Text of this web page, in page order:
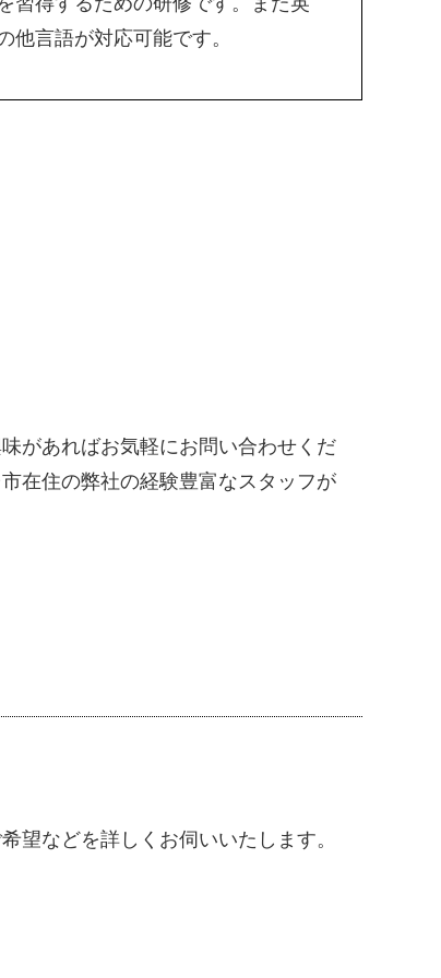
言語が対応可能です。
があればお気軽にお問い合わせくだ
在住の弊社の経験豊富なスタッフが
望などを詳しくお伺いいたします。